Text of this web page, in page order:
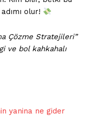
olur!
Çözme Stratejileri”
ve bol kahkahalı
yanina ne gider